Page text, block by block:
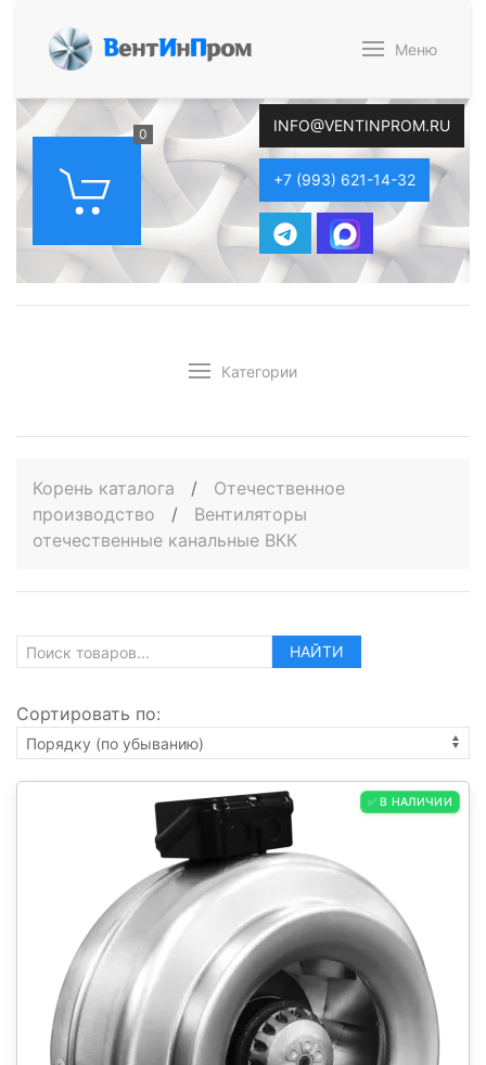
ВентИнПром Меню
0 INFO@VENTINPROM.RU
+7 (993) 621-14-32
Категории
Корень каталога /
Отечественное
производство
/
Вентиляторы
отечественные канальные ВКК
НАЙТИ
Сортировать по:
✅ В НАЛИЧИИ